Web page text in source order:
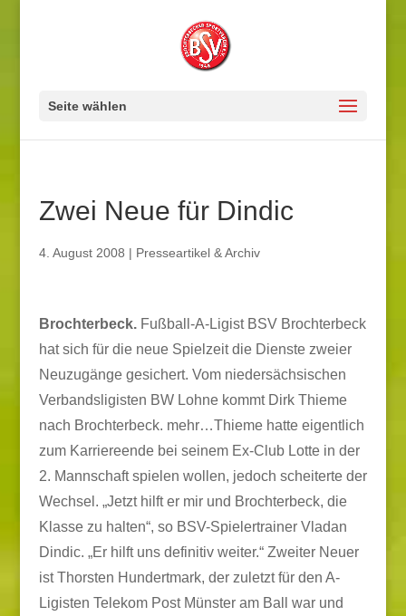
Seite wählen
Zwei Neue für Dindic
4. August 2008 | Presseartikel & Archiv
Brochterbeck. Fußball-A-Ligist BSV Brochterbeck
hat sich für die neue Spielzeit die Dienste zweier
Neuzugänge gesichert. Vom niedersächsischen
Verbandsligisten BW Lohne kommt Dirk Thieme
nach Brochterbeck. mehr…Thieme hatte eigentlich
zum Karriereende bei seinem Ex-Club Lotte in der
2. Mannschaft spielen wollen, jedoch scheiterte der
Wechsel. „Jetzt hilft er mir und Brochterbeck, die
Klasse zu halten“, so BSV-Spielertrainer Vladan
Dindic. „Er hilft uns definitiv weiter.“ Zweiter Neuer
ist Thorsten Hundertmark, der zuletzt für den A-
Ligisten Telekom Post Münster am Ball war und